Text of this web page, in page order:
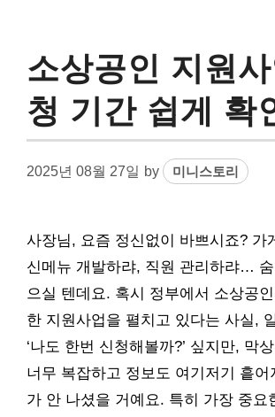
소상공인 지원
청 기간 쉽게 확
2025년 08월 27일 by 미니스토리
사장님, 요즘 정신없이 바쁘시죠? 가
신메뉴 개발하랴, 직원 관리하랴…
으실 텐데요. 혹시 정부에서 소상공
한 지원사업을 펼치고 있다는 사실,
‘나도 한번 신청해볼까?’ 싶지만, 막
너무 복잡하고 정보도 여기저기 흩어
가 안 나셨을 거예요. 특히 가장 중요